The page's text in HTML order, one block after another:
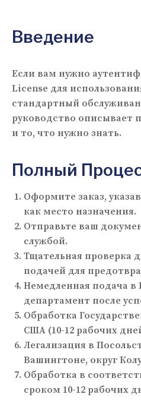
Введение
Если вам нужно
License для
стандартный
руководство описывает
и то, что нужно знать.
Полный
Оформите заказ,
как место назначения.
Отправьте ваш
службой.
Тщательная проверка
подачей для
Немедленная подача в
департамент после
Обработка
США (10-12 рабочих
Легализация в
Вашингтоне, округ
Обработка в
сроком 10-12 рабочих